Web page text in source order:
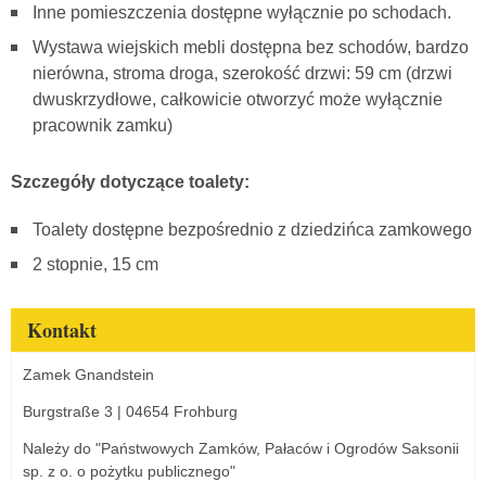
Inne pomieszczenia dostępne wyłącznie po schodach.
Wystawa wiejskich mebli dostępna bez schodów, bardzo
nierówna, stroma droga, szerokość drzwi: 59 cm (drzwi
dwuskrzydłowe, całkowicie otworzyć może wyłącznie
pracownik zamku)
Szczegóły dotyczące toalety:
Toalety dostępne bezpośrednio z dziedzińca zamkowego
2 stopnie, 15 cm
Kontakt
Zamek Gnandstein
Burgstraße 3 | 04654 Frohburg
Należy do "Państwowych Zamków, Pałaców i Ogrodów Saksonii
sp. z o. o pożytku publicznego"